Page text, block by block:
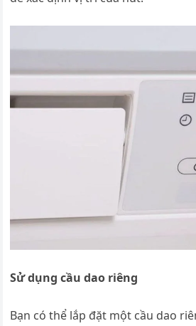
Sử dụng cầu dao riêng
Bạn có thể lắp đặt một cầu dao